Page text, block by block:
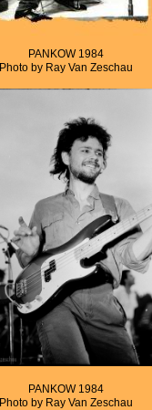
PANKOW 1984
Photo by Ray Van Zeschau
PANKOW 1984
Photo by Ray Van Zeschau